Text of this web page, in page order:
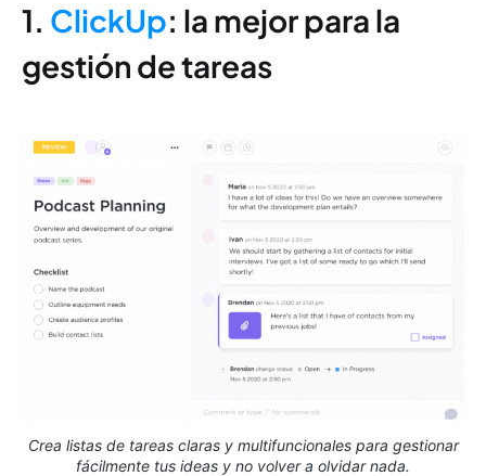
1. ClickUp: la mejor para la
gestión de tareas
Crea listas de tareas claras y multifuncionales para gestionar
fácilmente tus ideas y no volver a olvidar nada.